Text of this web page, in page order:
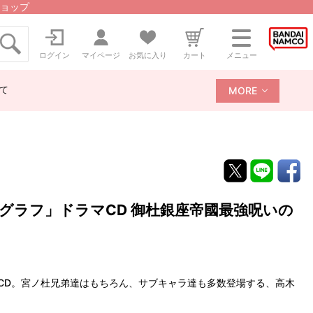
ップ
ログイン マイページ お気に入り カート メニュー
MORE
ラフ」ドラマCD 御杜銀座帝國最強呪いの
。宮ノ杜兄弟達はもちろん、サブキャラ達も多数登場する、高木